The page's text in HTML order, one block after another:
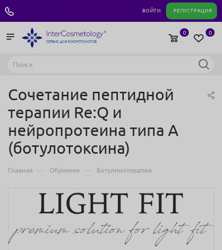
ВОЙТИ РЕГИСТРАЦИЯ
0
0
Сочетание пептидной
терапии Re:Q и
нейропротеина типа А
(ботулотоксина)
Главная — Обучение — Ботулинотерапия